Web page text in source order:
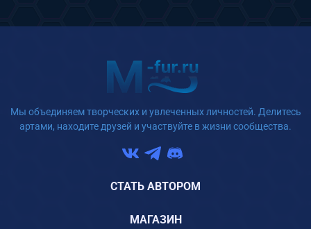
Мы объединяем творческих и увлеченных личностей. Делитесь
артами, находите друзей и участвуйте в жизни сообщества.
СТАТЬ АВТОРОМ
МАГАЗИН